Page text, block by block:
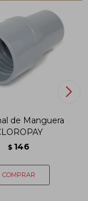
de Manguera
$ 146